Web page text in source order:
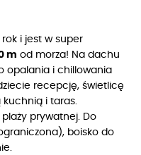
i jest w super
m od morza! Na dachu
opalania i chillowania
recepcję, świetlicę
kuchnią i taras.
prywatnej. Do
boisko do